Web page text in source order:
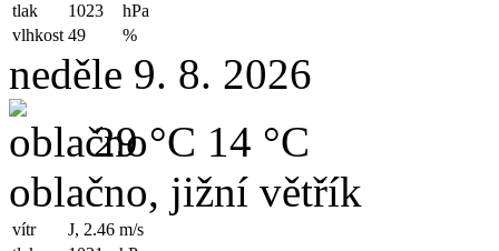
tlak
1023
hPa
vlhkost 49 %
neděle 9. 8. 2026
29 °C 14 °C
oblačno, jižní větřík
vítr J, 2.46 m/s